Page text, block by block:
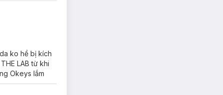
ko hề bị kích
LAB từ khi
Okeys lắm